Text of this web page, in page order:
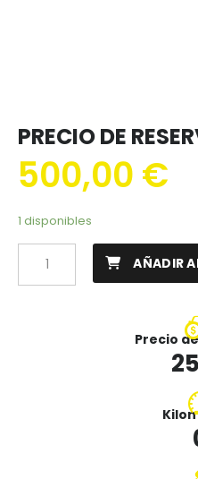
PRECIO DE
500,00 €
1 disponibles
AÑADIR
Precio